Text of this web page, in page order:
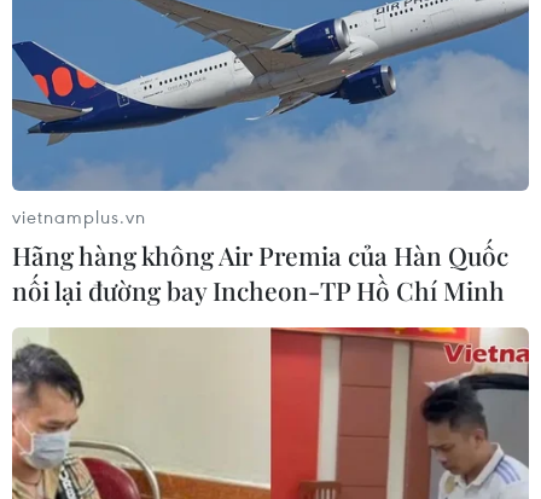
vietnamplus.vn
Hãng hàng không Air Premia của Hàn Quốc
nối lại đường bay Incheon-TP Hồ Chí Minh